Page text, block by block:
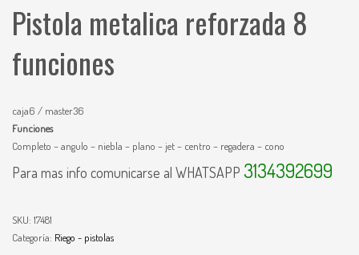
Pistola metalica reforzada 8
funciones
caja6 / master36
Funciones
Completo – angulo – niebla – plano – jet – centro – regadera – cono
Para mas info comunicarse al WHATSAPP 3134392699
SKU: 17481
Categoría: Riego - pistolas